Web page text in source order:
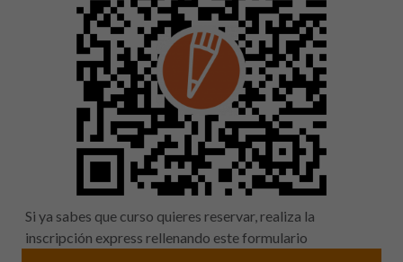
Si ya sabes que curso quieres reservar, realiza la
inscripción express rellenando este formulario